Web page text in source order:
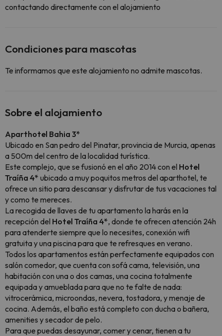
contactando directamente con el alojamiento
Condiciones para mascotas
Te informamos que este alojamiento no admite mascotas.
Sobre el alojamiento
Aparthotel Bahia 3*
Ubicado en San pedro del Pinatar, provincia de Murcia, apenas
a 500m del centro de la localidad turística.
Este complejo, que se fusionó en el año 2014 con el Hotel
Traíña 4* ubicado a muy poquitos metros del aparthotel, te
ofrece un sitio para descansar y disfrutar de tus vacaciones tal
y como te mereces.
La recogida de llaves de tu apartamento la harás en la
recepción del Hotel Traíña 4*, donde te ofrecen atención 24h
para atenderte siempre que lo necesites, conexión wifi
gratuita y una piscina para que te refresques en verano.
Todos los apartamentos están perfectamente equipados con
salón comedor, que cuenta con sofá cama, televisión, una
habitación con una o dos camas, una cocina totalmente
equipada y amueblada para que no te falte de nada:
vitrocerámica, microondas, nevera, tostadora, y menaje de
cocina. Además, el baño está completo con ducha o bañera,
amenities y secador de pelo.
Para que puedas desayunar, comer y cenar, tienen a tu